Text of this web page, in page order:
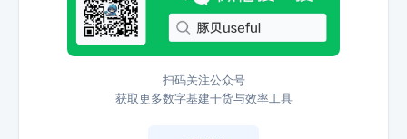
扫码关注公众号
获取更多数字基建干货与效率工具